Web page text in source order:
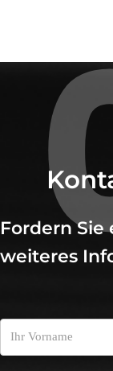
Fordern
weiteres